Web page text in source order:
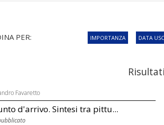
PER: IMPORTANZA DATA
Favaretto
d'arrivo. Sintesi tra pittu...